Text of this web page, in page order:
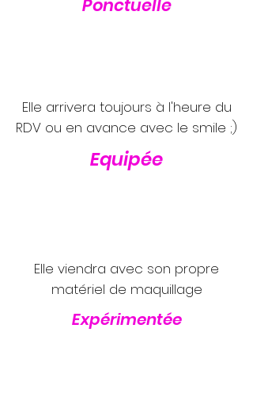
Ponctuelle
Elle arrivera toujours à l'heure du
RDV ou en avance avec le smile ;)
Equipée
Elle viendra avec son propre
matériel de maquillage
Expérimentée